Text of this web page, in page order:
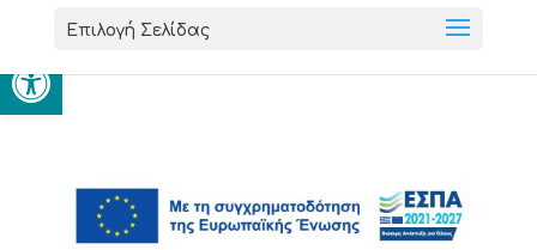
Ανοίξτε τη γραμμή εργαλείων
Επιλογή Σελίδας